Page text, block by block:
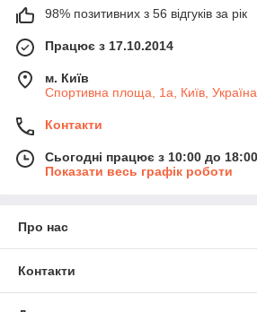
98% позитивних з 56 відгуків за рік
Працює з 17.10.2014
м. Київ
Спортивна площа, 1а, Київ, Україна
Контакти
Сьогодні працює з 10:00 до 18:00
Показати весь графік роботи
Про нас
Контакти